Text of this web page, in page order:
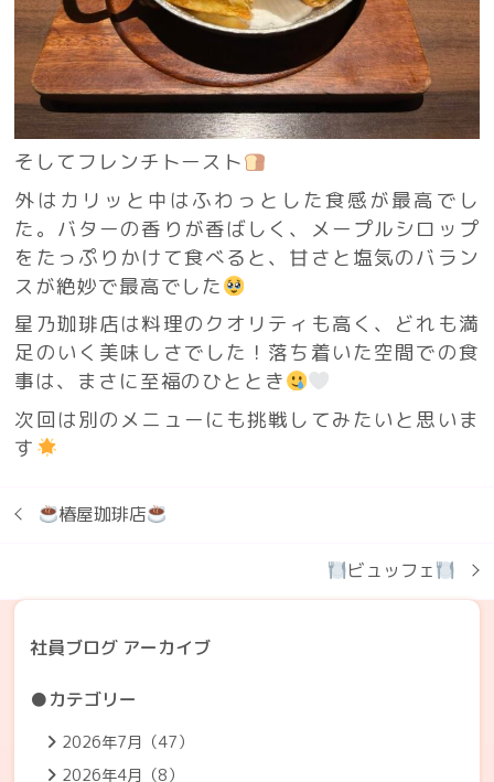
そしてフレンチトースト
外はカリッと中はふわっとした食感が最高でし
た。バターの香りが香ばしく、メープルシロップ
をたっぷりかけて食べると、甘さと塩気のバラン
スが絶妙で最高でした
星乃珈琲店は料理のクオリティも高く、どれも満
足のいく美味しさでした！落ち着いた空間での食
事は、まさに至福のひととき
次回は別のメニューにも挑戦してみたいと思いま
す
椿屋珈琲店
ビュッフェ
社員ブログ アーカイブ
●カテゴリー
2026年7月（47）
2026年4月（8）